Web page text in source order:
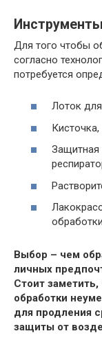
Для того чтобы
согласно
потребуется
Лоток
Защитная
Выбор – чем
личных
Стоит
обработки
для продления
защиты от